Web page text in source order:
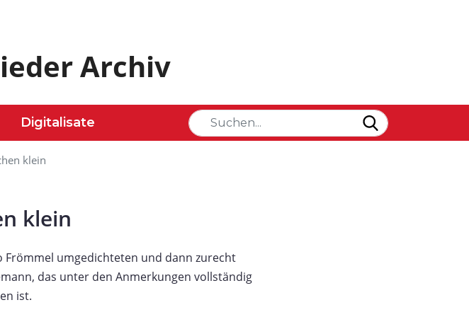
Archiv
Digitalisate
klein
klein
Frömmel umgedichteten und dann zurecht
das unter den Anmerkungen vollständig
ist.